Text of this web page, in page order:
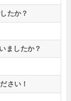
たか？
ましたか？
さい！